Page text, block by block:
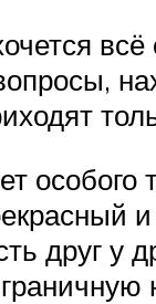
друг у